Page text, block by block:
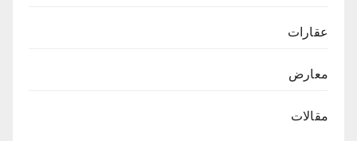
عقارات
معارض
مقالات